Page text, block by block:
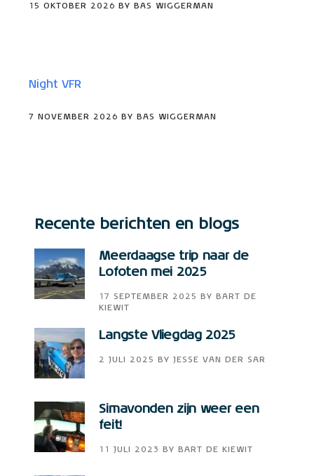
15 OKTOBER 2026 BY BAS WIGGERMAN
Night VFR
7 NOVEMBER 2026 BY BAS WIGGERMAN
Recente berichten en blogs
Meerdaagse trip naar de
Lofoten mei 2025
17 SEPTEMBER 2025 BY
BART DE
KIEWIT
Langste Vliegdag 2025
2 JULI 2025 BY JESSE VAN DER SAR
Simavonden zijn weer een
feit!
11 JULI 2023 BY BART DE KIEWIT